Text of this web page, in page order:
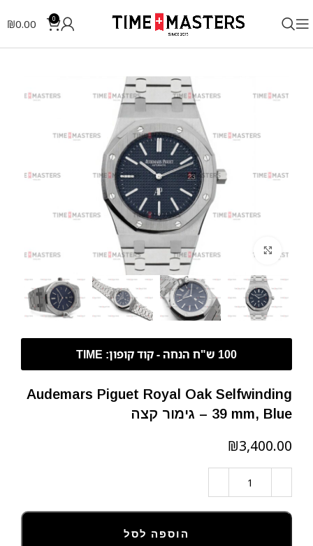
0
₪0.00
לחצו להגדלה
Audemars Piguet Royal Oak Selfwinding
– 39 mm, Blue גימור קצה
₪
הוספה לסל